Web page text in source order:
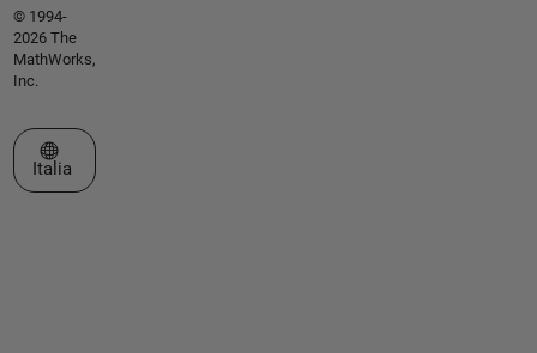
© 1994-
2026 The
MathWorks,
Inc.
Seleziona un sito web
Italia